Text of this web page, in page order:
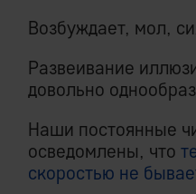
Возбуждает, мол,
Развеивание
довольно
Наши постоянные
осведомлены, что
скоростью не